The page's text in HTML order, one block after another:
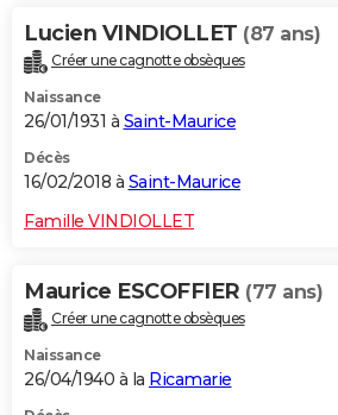
Lucien VINDIOLLET (87 ans)
Créer une cagnotte obsèques
Naissance
26/01/1931 à Saint-Maurice
Décès
16/02/2018 à Saint-Maurice
Famille VINDIOLLET
Maurice ESCOFFIER (77 ans)
Créer une cagnotte obsèques
Naissance
26/04/1940 à la Ricamarie